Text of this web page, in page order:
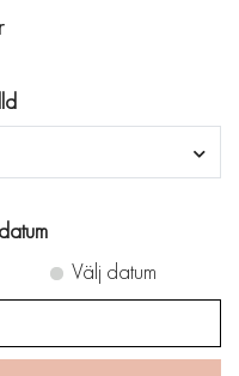
Välj datum